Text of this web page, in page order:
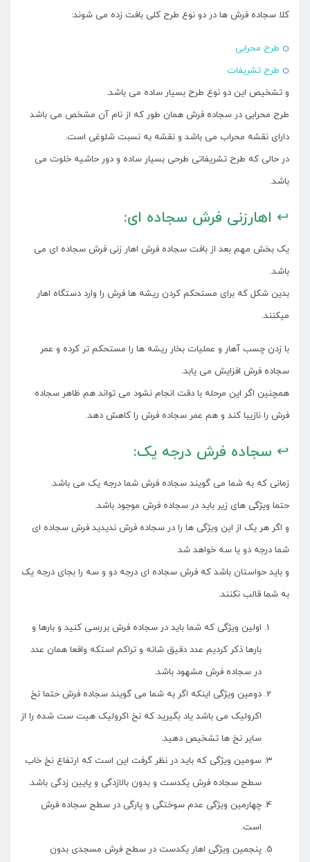
کلا سجاده فرش ها در دو نوع طرح کلی بافت زده می شوند:
طرح محرابی
طرح تشریفات
و تشخیص این دو نوع طرح بسیار ساده می باشد.
طرح محرابی در سجاده فرش همان طور که از نام آن مشخص می باشد
دارای نقشه محراب می باشد و نقشه به نسبت شلوغی است.
در حالی که طرح تشریفاتی طرحی بسیار ساده و دور حاشیه خلوت می
باشد.
↩ اهارزنی فرش سجاده ای:
یک بخش مهم بعد از بافت سجاده فرش اهار زنی فرش سجاده ای می
باشد.
بدین شکل که برای مستحکم کردن ریشه ها فرش را وارد دستگاه اهار
میکنند.
با زدن چسب آهار و عملیات بخار ریشه ها را مستحکم تر کرده و عمر
سجاده فرش افزایش می یابد.
همچنین اگر این مرحله با دقت انجام نشود می تواند هم ظاهر سجاده
فرش را نازیبا کند و هم عمر سجاده فرش را کاهش دهد.
↩ سجاده فرش درجه یک:
زمانی که به شما می گویند سجاده فرش شما درجه یک می باشد.
حتما ویژگی های زیر باید در سجاده فرش موجود باشد.
و اگر هر یک از این ویژگی ها را در سجاده فرش ندیدید فرش سجاده ای
شما درجه دو یا سه خواهد شد
و باید حواستان باشد که فرش سجاده ای درجه دو و سه را بجای درجه یک
به شما قالب نکنند.
اولین ویژگی که شما باید در سجاده فرش بررسی کنید و بارها و
بارها ذکر کردیم عدد دقیق شانه و تراکم استکه واقعا همان عدد
در سجاده فرش مشهود باشد.
دومین ویژگی اینکه اگر به شما می گویند سجاده فرش حتما نخ
اکرولیک می باشد یاد بگیرید که نخ اکرولیک هیت ست شده را از
سایر نخ ها تشخیص دهید.
سومین ویژگی که باید در نظر گرفت این است که ارتفاع نخ خاب
سطح سجاده فرش یکدست و بدون بالازدگی و پایین زدگی باشد.
چهارمین ویژگی عدم سوختگی و پارگی در سطح سجاده فرش
است.
پنجمین ویژگی اهار یکدست در سطح فرش مسجدی بدون